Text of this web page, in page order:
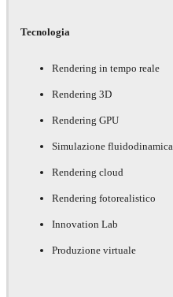
Tecnologia
Rendering in tempo reale
Rendering 3D
Rendering GPU
Simulazione fluidodinamica
Rendering cloud
Rendering fotorealistico
Innovation Lab
Produzione virtuale